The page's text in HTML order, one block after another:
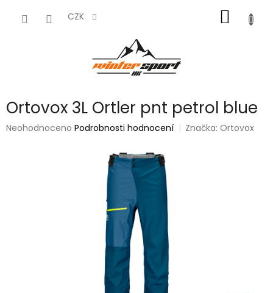
CZK
KOŠÍK
Ortovox 3L Ortler pnt petrol blue
Průměrné
Neohodnoceno Podrobnosti hodnocení Značka:Ortovox